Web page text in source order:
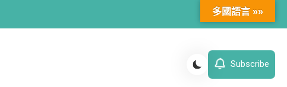
Subscribe
多國語言 »»